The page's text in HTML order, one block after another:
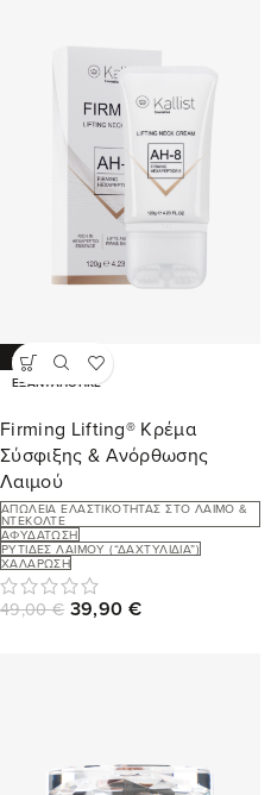
-19%
ΕΞΑΝΤΛΉΘΗΚΕ
Firming Lifting® Κρέμα
Σύσφιξης & Ανόρθωσης
Λαιμού
ΑΠΏΛΕΙΑ ΕΛΑΣΤΙΚΌΤΗΤΑΣ ΣΤΟ ΛΑΙΜΌ &
ΝΤΕΚΟΛΤΈ
ΑΦΥΔΆΤΩΣΗ
ΡΥΤΊΔΕΣ ΛΑΙΜΟΎ (“ΔΑΧΤΥΛΊΔΙΑ”)
ΧΑΛΆΡΩΣΗ
49,00€ 39,90 €